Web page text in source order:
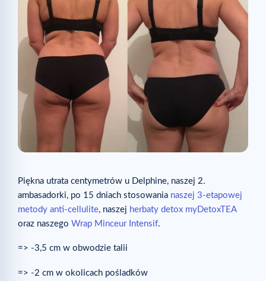
Piękna utrata centymetrów u Delphine, naszej 2.
ambasadorki, po 15 dniach stosowania naszej 3-etapowej
metody anti-cellulite, naszej herbaty detox myDetoxTEA
oraz naszego Wrap Minceur Intensif.
=> -3,5 cm w obwodzie talii
=> -2 cm w okolicach pośladków